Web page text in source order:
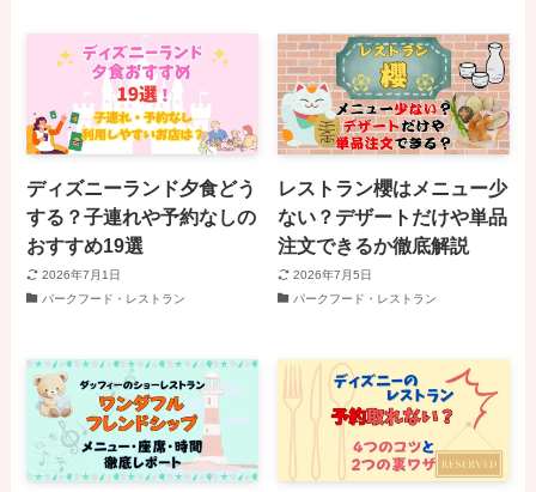
ディズニーランド夕食どう
する？子連れや予約なしの
おすすめ19選
2026年7月1日
パークフード・レストラン
レストラン櫻はメニュー少
ない？デザートだけや単品
注文できるか徹底解説
2026年7月5日
パークフード・レストラン